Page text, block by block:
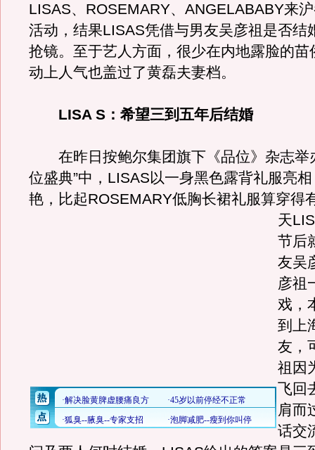
LISAS、ROSEMARY、ANGELABABY来
活动，结果LISAS凭借与男友吴彦祖是否结
抢镜。至于艺人方面，很少在内地露脸的苗
动上人气也盖过了黄磊夫妻档。
LISA S：希望三到五年后结婚
在昨日按鲍尔集团旗下《品位》杂志举
位盛典”中，LISAS以一身黑色露背礼服亮
艳，比起ROSEMARY低胸长裙礼服算穿得
天
节后
友吴
彦祖
戏，
到上
友，
祖因
飞回
肩而
话交